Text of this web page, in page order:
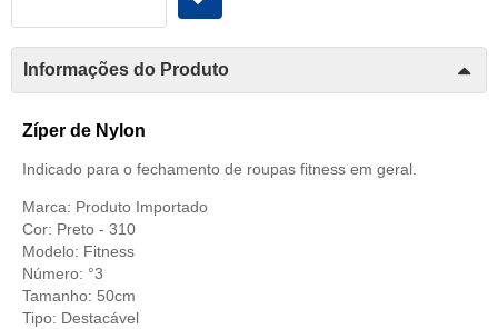
Informações do Produto
Zíper de Nylon
Indicado para o fechamento de roupas fitness em geral.
Marca: Produto Importado
Cor: Preto - 310
Modelo: Fitness
Número: °3
Tamanho: 50cm
Tipo: Destacável